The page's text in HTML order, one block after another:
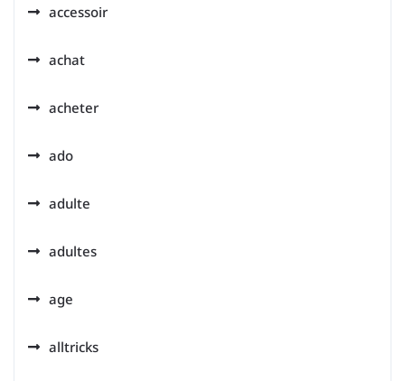
accessoir
achat
acheter
ado
adulte
adultes
age
alltricks